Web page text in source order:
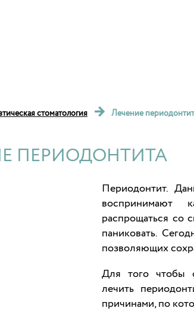
стоматология → Лечение
ПЕРИОДОНТИТА
Периодонтит.
воспринимают
распрощаться со
паниковать.
позволяющих
Для того чтобы
лечить
причинами, по